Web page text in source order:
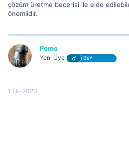
çözüm üretme becerisi ile elde
önemlidir.
Pomo
Yeni Üye BaY
1 Eki 2023